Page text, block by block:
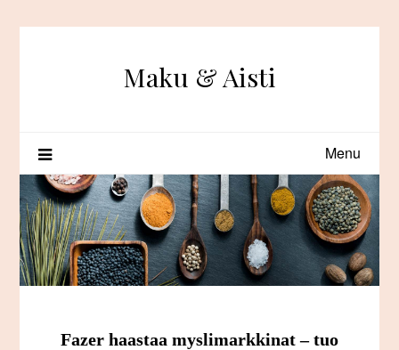
Maku & Aisti
Menu
Fazer haastaa myslimarkkinat – tuo